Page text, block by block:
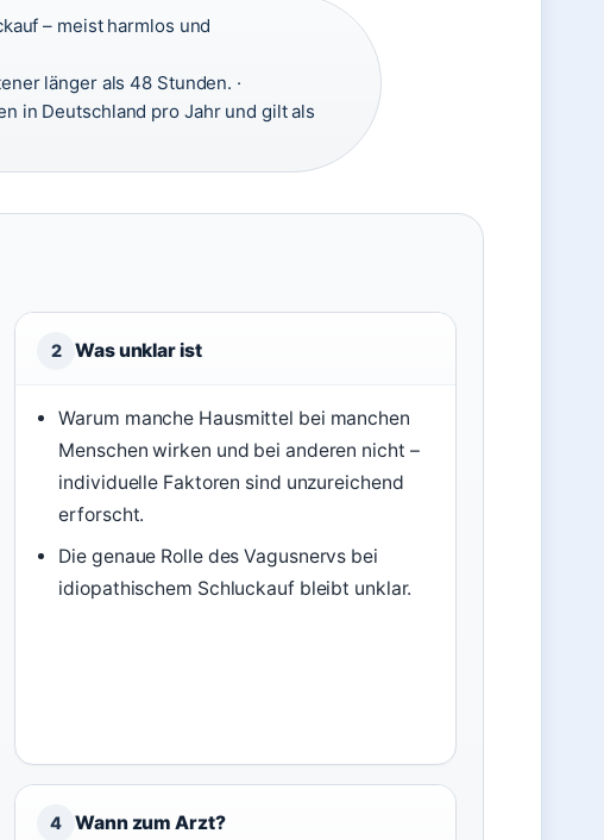
– meist harmlos und
länger als 48 Stunden. ·
in Deutschland pro Jahr und gilt als
2 Was unklar ist
Warum manche Hausmittel bei manchen
Menschen wirken und bei anderen nicht –
individuelle Faktoren sind unzureichend
erforscht.
Die genaue Rolle des Vagusnervs bei
idiopathischem Schluckauf bleibt unklar.
4 Wann zum Arzt?